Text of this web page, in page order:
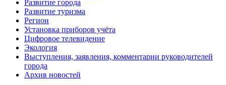
Развитие города
Развитие туризма
Регион
Установка приборов учёта
Цифровое телевидение
Экология
Выступления, заявления, комментарии руководителей
города
Архив новостей